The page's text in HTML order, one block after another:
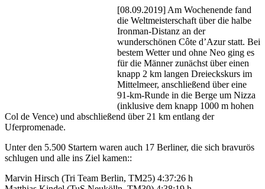
[08.09.2019] Am Wochenende fand
die Weltmeisterschaft über die halbe
Ironman-Distanz an der
wunderschönen Côte d’Azur statt. Bei
bestem Wetter und ohne Neo ging es
für die Männer zunächst über einen
knapp 2 km langen Dreieckskurs im
Mittelmeer, anschließend über eine
91-km-Runde in die Berge um Nizza
(inklusive dem knapp 1000 m hohen
Col de Vence) und abschließend über 21 km entlang der
Uferpromenade.
Unter den 5.500 Startern waren auch 17 Berliner, die sich bravurös
schlugen und alle ins Ziel kamen::
Marvin Hirsch (Tri Team Berlin, TM25) 4:37:26 h